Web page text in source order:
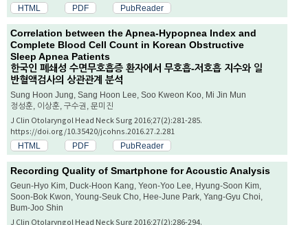
HTML PDF PubReader
Correlation between the Apnea-Hypopnea Index and
Complete Blood Cell Count in Korean Obstructive
Sleep Apnea Patients
한국인 폐쇄성 수면무호흡증 환자에서 무호흡-저호흡 지수와 일
반혈액검사의 상관관계 분석
Sung Hoon Jung, Sang Hoon Lee, Soo Kweon Koo, Mi Jin Mun
정성훈, 이상훈, 구수권, 문미진
J Clin Otolaryngol Head Neck Surg 2016;27(2):281-285.
https://doi.org/10.35420/jcohns.2016.27.2.281
HTML PDF PubReader
Recording Quality of Smartphone for Acoustic Analysis
Geun-Hyo Kim, Duck-Hoon Kang, Yeon-Yoo Lee, Hyung-Soon Kim,
Soon-Bok Kwon, Young-Seuk Cho, Hee-June Park, Yang-Gyu Choi,
Bum-Joo Shin
J Clin Otolaryngol Head Neck Surg 2016;27(2):286-294.